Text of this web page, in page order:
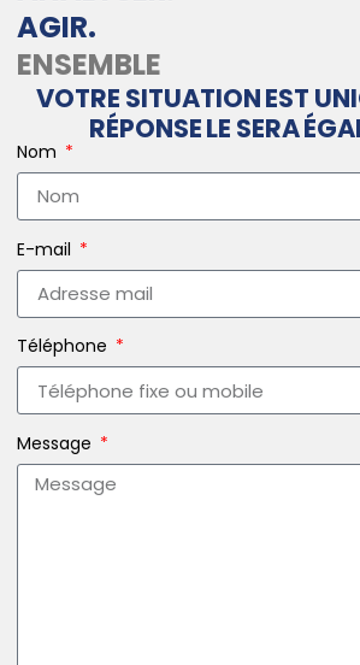
AGIR.
ENSEMBLE
VOTRE SITUATION EST
RÉPONSE LE SERA
Nom
E-mail
Téléphone
Message